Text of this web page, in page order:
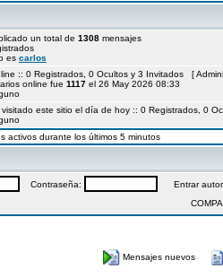
un total de 1308 mensajes
es carlos
:: 0 Registrados, 0 Ocultos y 3 Invitados [
online fue 1117 el 26 May 2026 08:33
este sitio el día de hoy :: 0 Registrados, 0
activos durante los últimos 5 minutos
Contraseña:
Entrar
Mensajes nuevos